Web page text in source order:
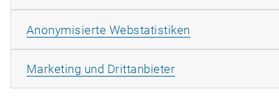
Anonymisierte Webstatistiken
Marketing und DrittanbieterMarketing Cookies